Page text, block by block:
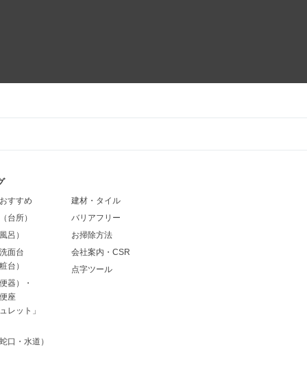
すすめ
台所）
呂）
面台
台）
器）・
座
レット」
口・水道）
建材・タイル
バリアフリー
お掃除方法
会社案内・CSR
点字ツール